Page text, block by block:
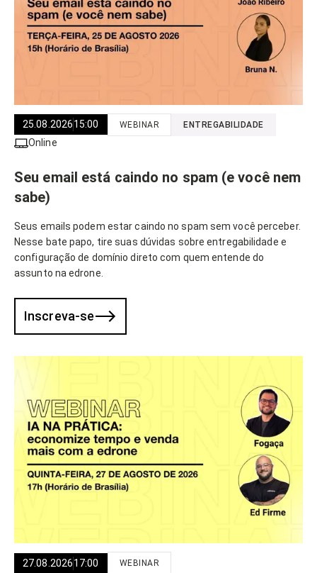
25.08.202615:00 WEBINAR ENTREGABILIDADE
Online
Seu email está caindo no spam (e você nem
sabe)
Seus emails podem estar caindo no spam sem você perceber.
Nesse bate papo, tire suas dúvidas sobre entregabilidade e
configuração de domínio direto com quem entende do
assunto na edrone.
Inscreva-se
27.08.202617:00 WEBINAR